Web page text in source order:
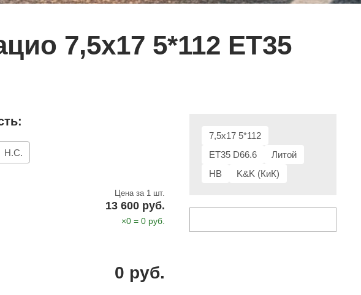
7,5x17 5*112 ET35
7,5x17 5*112
ET35 D66.6
Литой
HB
K&K (КиК)
Н.С.
Цена за 1 шт.
13 600 руб.
×0 = 0 руб.
0 руб.